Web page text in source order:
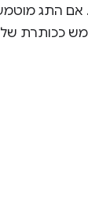
אם התג
ככותרת